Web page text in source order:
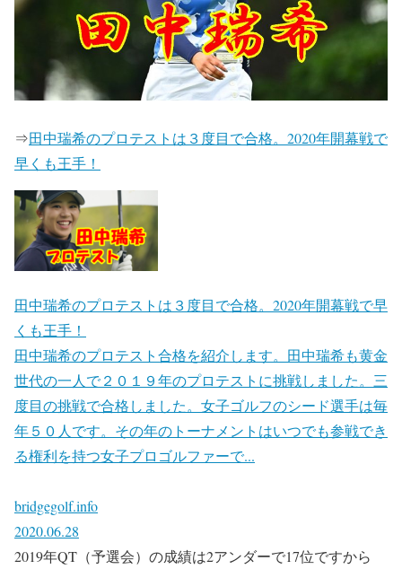
⇒田中瑞希のプロテストは３度目で合格。2020年開幕戦で
早くも王手！
田中瑞希のプロテストは３度目で合格。2020年開幕戦で早
くも王手！
田中瑞希のプロテスト合格を紹介します。田中瑞希も黄金
世代の一人で２０１９年のプロテストに挑戦しました。三
度目の挑戦で合格しました。女子ゴルフのシード選手は毎
年５０人です。その年のトーナメントはいつでも参戦でき
る権利を持つ女子プロゴルファーで...
bridgegolf.info
2020.06.28
2019年QT（予選会）の成績は2アンダーで17位ですから